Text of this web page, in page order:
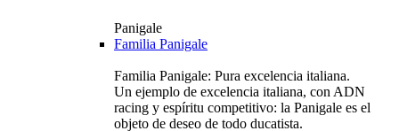
Panigale
Familia Panigale
Familia Panigale: Pura excelencia italiana.
Un ejemplo de excelencia italiana, con ADN
racing y espíritu competitivo: la Panigale es el
objeto de deseo de todo ducatista.